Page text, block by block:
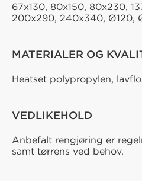
67x130, 80x150, 80x230,
200x290, 240x340, Ø120,
MATERIALER OG
Heatset polypropylen,
VEDLIKEHOLD
Anbefalt rengjøring er
samt tørrens ved behov.